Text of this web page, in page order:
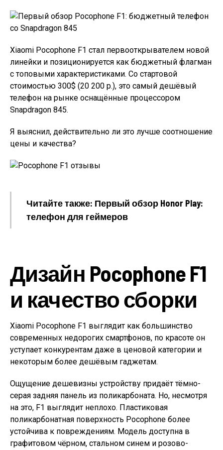
Xiaomi Pocophone F1 стал первооткрывателем новой
линейки и позиционируется как бюджетный флагман
с топовыми характеристиками. Со стартовой
стоимостью 300$ (20 200 р.), это самый дешёвый
телефон на рынке оснащённые процессором
Snapdragon 845.
Я выяснил, действительно ли это лучше соотношение
цены и качества?
Читайте также: Первый обзор Honor Play:
телефон для геймеров
Дизайн Pocophone F1
и качество сборки
Xiaomi Pocophone F1 выглядит как большинство
современных недорогих смартфонов, по красоте он
уступает конкурентам даже в ценовой категории и
некоторым более дешёвым гаджетам.
Ощущение дешевизны устройству придаёт тёмно-
серая задняя панель из поликарбоната. Но, несмотря
на это, F1 выглядит неплохо. Пластиковая
поликарбонатная поверхность Pocophone более
устойчива к повреждениям. Модель доступна в
графитовом чёрном, стальном синем и розово-